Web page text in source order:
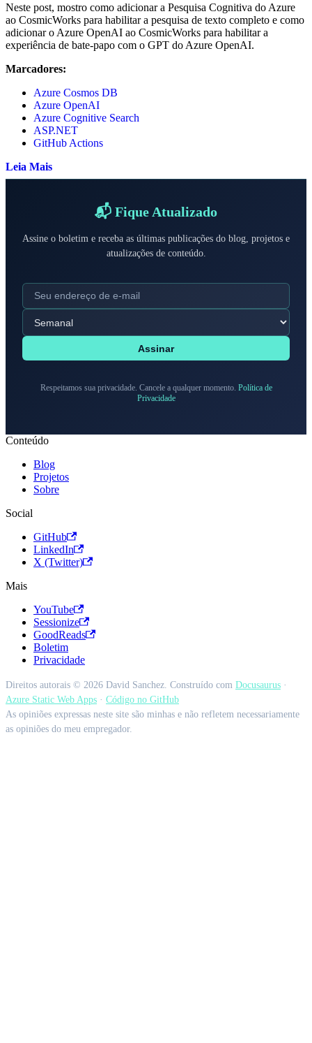
Neste post, mostro como adicionar a Pesquisa Cognitiva do Azure
ao CosmicWorks para habilitar a pesquisa de texto completo e como
adicionar o Azure OpenAI ao CosmicWorks para habilitar a
experiência de bate-papo com o GPT do Azure OpenAI.
Marcadores:
Azure Cosmos DB
Azure OpenAI
Azure Cognitive Search
ASP.NET
GitHub Actions
Leia Mais
📬 Fique Atualizado
Assine o boletim e receba as últimas publicações do blog, projetos e
atualizações de conteúdo.
Assinar
Respeitamos sua privacidade. Cancele a qualquer momento. Política de
Privacidade
Conteúdo
Blog
Projetos
Sobre
Social
GitHub
LinkedIn
X (Twitter)
Mais
YouTube
Sessionize
GoodReads
Boletim
Privacidade
Direitos autorais © 2026 David Sanchez. Construído com Docusaurus ·
Azure Static Web Apps · Código no GitHub
As opiniões expressas neste site são minhas e não refletem necessariamente
as opiniões do meu empregador.